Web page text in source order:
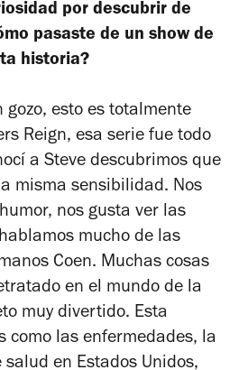
por descubrir de
pasaste de un show de
historia?
gozo, esto es totalmente
Reign, esa serie fue todo
a Steve descubrimos que
misma sensibilidad. Nos
nos gusta ver las
mucho de las
Coen. Muchas cosas
en el mundo de la
muy divertido. Esta
como las enfermedades, la
en Estados Unidos,